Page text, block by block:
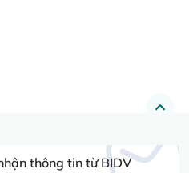
thông tin từ BIDV